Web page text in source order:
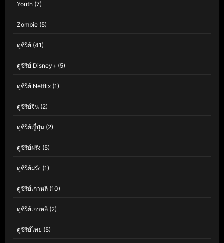
Youth (7)
Zombie (5)
ดูซีรี่ย์ (41)
ดูซีรีย์ Disney+ (5)
ดูซีรีย์ Netflix (1)
ดูซีรีย์จีน (2)
ดูซีรีย์ญี่ปุ่น (2)
ดูซีรีย์ฝรั่ง (5)
ดูซีรีย์ฝรั่ง (1)
ดูซีรีย์เกาหลี (10)
ดูซีรีย์เกาหลี (2)
ดูซีรีย์ไทย (5)